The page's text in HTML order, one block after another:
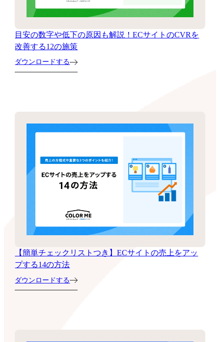
目安の数字や低下の原因も解説！ECサイトのCVRを
改善する12の施策
ダウンロードする
【簡単チェックリストつき】ECサイトの売上をアッ
プする14の方法
ダウンロードする